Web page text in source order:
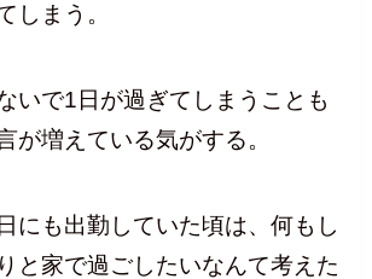
しまう。
いで1日が過ぎてしまうことも
が増えている気がする。
にも出勤していた頃は、何もし
と家で過ごしたいなんて考えた